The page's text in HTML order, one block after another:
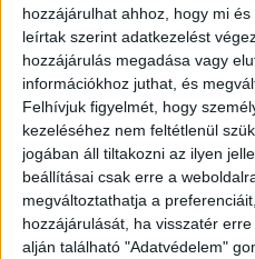
hozzájárulhat ahhoz, hogy mi
leírtak szerint adatkezelést
hozzájárulás megadása vagy
információkhoz juthat, és
Felhívjuk figyelmét, hogy
kezeléséhez nem feltétlenül
jogában áll tiltakozni az ilyen
beállításai csak erre a
megváltoztathatja a
hozzájárulását, ha visszatér
alján található "Adatvédelem"
szerint 70-80-nal (de a
ez több is) haladtak,
a Posta járműtelepének
a kézifék
legfrissebb híreit ide